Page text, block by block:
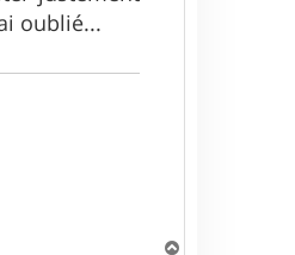
oublié...